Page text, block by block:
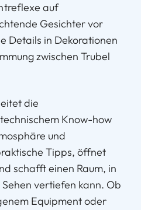
auf
Gesichter vor
Details in Dekorationen
zwischen Trubel
die
Know-how
und
Tipps, öffnet
schafft einen Raum, in
vertiefen kann. Ob
Equipment oder